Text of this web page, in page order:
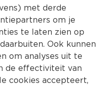
met derde
om je
te laten zien op
Ook kunnen
om analyses uit te
de effectiviteit van
cookies accepteert,